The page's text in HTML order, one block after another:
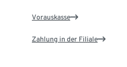
Vorauskasse
Zahlung in der Filiale